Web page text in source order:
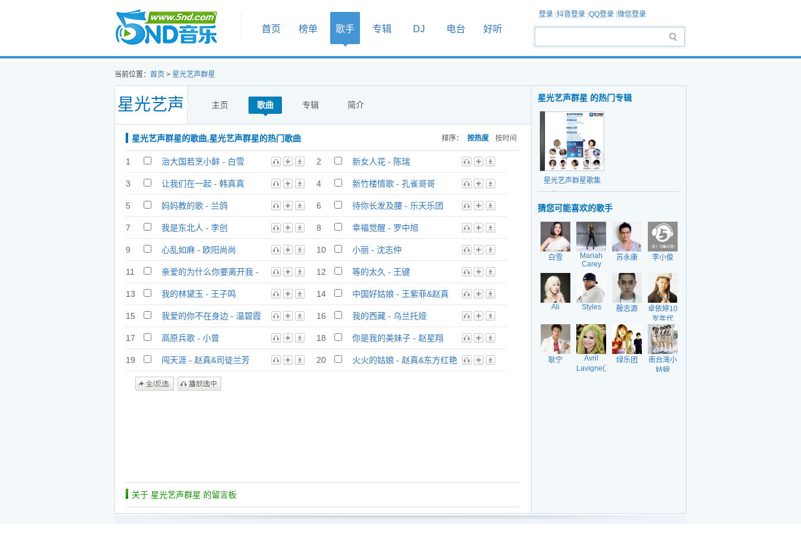
首页
首页 榜单 歌手 专辑 DJ 电台 好听
登录 抖音登录 QQ登录 微信登录
当前位置： 首页 > 星光艺声群星
星光艺声
群星
主页 歌曲 专辑 简介
星光艺声群星的歌曲,星光艺声群星的热门歌曲 排序： 按热度 按时间
1 治大国若烹小鲜 - 白雪 2 新女人花 - 陈瑞
3 让我们在一起 - 韩真真 4 新竹楼情歌 - 孔雀哥哥
5 妈妈教的歌 - 兰鸽 6 待你长发及腰 - 乐天乐团
7 我是东北人 - 李创 8 幸福觉醒 - 罗中旭
9 心乱如麻 - 欧阳尚尚 10 小丽 - 沈志仲
11
亲爱的为什么你要离开我 -
12 等的太久 - 王键
13 我的林黛玉 - 王子鸣 14 中国好姑娘 - 王紫菲&赵真
15 我爱的你不在身边 - 温碧霞 16 我的西藏 - 乌兰托娅
17 高原兵歌 - 小曾 18 你是我的美妹子 - 赵星翔
19 闯天涯 - 赵真&司徒兰芳 20 火火的姑娘 - 赵真&东方红艳
关于 星光艺声群星 的留言板
星光艺声群星 的热门专辑
星光艺声群星歌集
猜您可能喜欢的歌手
白雪
Mariah
Carey
苏永康 李小俊
Ali Styles 殷志源
卓依婷10
岁年代
耿宁
Avril
Lavigne(艾
绿乐团
南台灣小
姑娘